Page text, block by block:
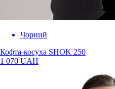
Чорний
Кофта-косуха SHOK 250
1 070 UAH